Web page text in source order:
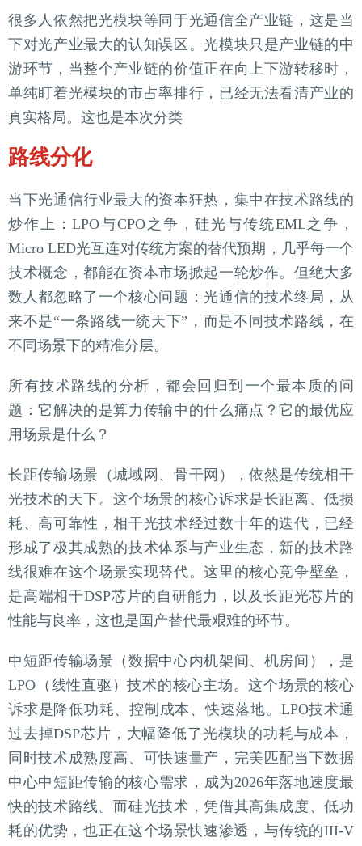
很多人依然把光模块等同于光通信全产业链，这是当
下对光产业最大的认知误区。光模块只是产业链的中
游环节，当整个产业链的价值正在向上下游转移时，
单纯盯着光模块的市占率排行，已经无法看清产业的
真实格局。这也是本次分类
路线分化
当下光通信行业最大的资本狂热，集中在技术路线的
炒作上：LPO与CPO之争，硅光与传统EML之争，
Micro LED光互连对传统方案的替代预期，几乎每一个
技术概念，都能在资本市场掀起一轮炒作。但绝大多
数人都忽略了一个核心问题：光通信的技术终局，从
来不是“一条路线一统天下”，而是不同技术路线，在
不同场景下的精准分层。
所有技术路线的分析，都会回归到一个最本质的问
题：它解决的是算力传输中的什么痛点？它的最优应
用场景是什么？
长距传输场景（城域网、骨干网），依然是传统相干
光技术的天下。这个场景的核心诉求是长距离、低损
耗、高可靠性，相干光技术经过数十年的迭代，已经
形成了极其成熟的技术体系与产业生态，新的技术路
线很难在这个场景实现替代。这里的核心竞争壁垒，
是高端相干DSP芯片的自研能力，以及长距光芯片的
性能与良率，这也是国产替代最艰难的环节。
中短距传输场景（数据中心内机架间、机房间），是
LPO（线性直驱）技术的核心主场。这个场景的核心
诉求是降低功耗、控制成本、快速落地。LPO技术通
过去掉DSP芯片，大幅降低了光模块的功耗与成本，
同时技术成熟度高、可快速量产，完美匹配当下数据
中心中短距传输的核心需求，成为2026年落地速度最
快的技术路线。而硅光技术，凭借其高集成度、低功
耗的优势，也正在这个场景快速渗透，与传统的III-V